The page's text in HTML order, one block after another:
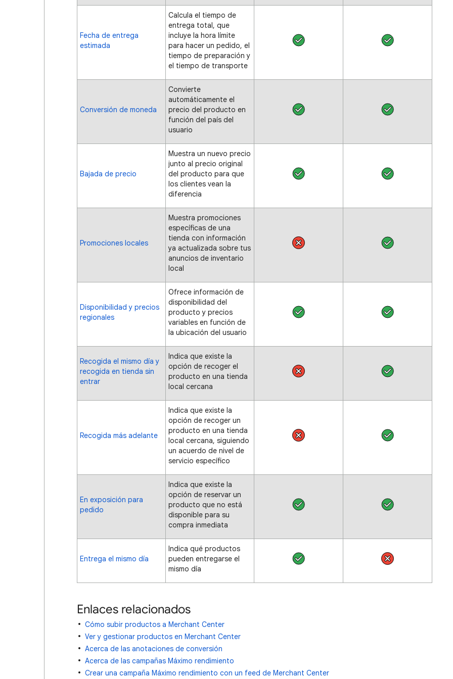
Fecha de entrega
estimada
Calcula el tiempo de
entrega total, que
incluye la hora límite
para hacer un pedido, el
tiempo de preparación y
el tiempo de transporte
Conversión de moneda
Convierte
automáticamente el
precio del producto en
función del país del
usuario
Bajada de precio
Muestra un nuevo precio
junto al precio original
del producto para que
los clientes vean la
diferencia
Promociones locales
Muestra promociones
específicas de una
tienda con información
ya actualizada sobre tus
anuncios de inventario
local
Disponibilidad y precios
regionales
Ofrece información de
disponibilidad del
producto y precios
variables en función de
la ubicación del usuario
Recogida el mismo día y
recogida en tienda sin
entrar
Indica que existe la
opción de recoger el
producto en una tienda
local cercana
Recogida más adelante
Indica que existe la
opción de recoger un
producto en una tienda
local cercana, siguiendo
un acuerdo de nivel de
servicio específico
En exposición para
pedido
Indica que existe la
opción de reservar un
producto que no está
disponible para su
compra inmediata
Entrega el mismo día
Indica qué productos
pueden entregarse el
mismo día
Enlaces relacionados
Cómo subir productos a Merchant Center
Ver y gestionar productos en Merchant Center
Acerca de las anotaciones de conversión
Acerca de las campañas Máximo rendimiento
Crear una campaña Máximo rendimiento con un feed de Merchant Center